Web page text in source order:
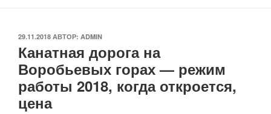
ОПУБЛИКОВАНО
29.11.2018 АВТОР: ADMIN
Канатная дорога на
Воробьевых горах — режим
работы 2018, когда откроется,
цена